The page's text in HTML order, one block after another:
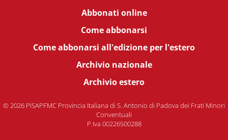
Abbonati online
Come abbonarsi
Come abbonarsi all'edizione per l'estero
Archivio nazionale
Archivio estero
© 2026 PISAPFMC Provincia Italiana di S. Antonio di Padova dei Frati Minori
Conventuali
P.Iva 00226500288